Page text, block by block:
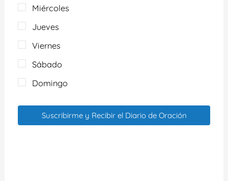
Miércoles
Jueves
Viernes
Sábado
Domingo
Suscribirme y Recibir el Diario de Oración